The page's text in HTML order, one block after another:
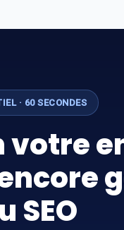
· 60 SECONDES
votre
SEO